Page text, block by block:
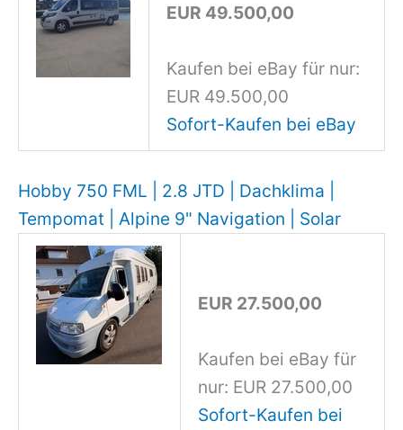
EUR 49.500,00
Kaufen bei eBay für nur:
EUR 49.500,00
Sofort-Kaufen bei eBay
Hobby 750 FML | 2.8 JTD | Dachklima |
Tempomat | Alpine 9" Navigation | Solar
EUR 27.500,00
Kaufen bei eBay für
nur: EUR 27.500,00
Sofort-Kaufen bei